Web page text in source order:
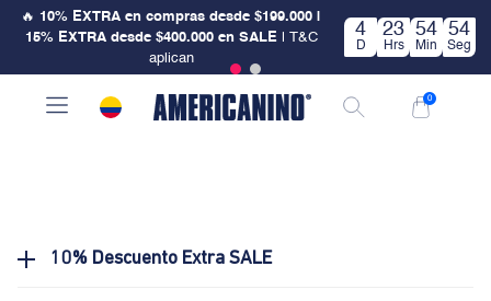
🔥 10% EXTRA en compras desde $199.000 |
15% EXTRA desde $400.000 en SALE| T&C
aplican
4
D
23
Hrs
54
Min
54
Seg
0
10% Descuento Extra SALE